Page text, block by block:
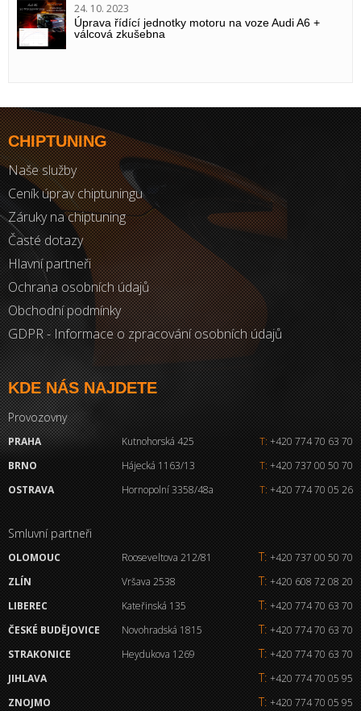
24. 10. 2023
Úprava řídící jednotky motoru na voze Audi A6 +
válcová zkušebna
CHIPTUNING
Naše služby
Ceník úprav chiptuningu
Záruky na chiptuning
Časté dotazy
Hlavní partneři
Ochrana osobních údajů
Obchodní podmínky
GDPR - Informace o zpracování osobních údajů
KDE NÁS NAJDETE
Provozovny
PRAHA Kutnohorská 425 T: +420 774 70 63 70
BRNO
Hájecká 1163/13 T: +420 737 00 50 70
OSTRAVA
Hornopolní 3358/48a T: +420 774 70 05 26
Smluvní partneři
OLOMOUC Rooseveltova 212/81 T: +420 737 00 50 70
ZLÍN
Vršava 2538 T: +420 608 72 08 20
LIBEREC
Kateřinská 135 T: +420 774 70 63 70
ČESKÉ BUDĚJOVICE
Novohradská 1815 T: +420 774 70 63 70
STRAKONICE
Heydukova 1269 T: +420 774 70 63 70
JIHLAVA
T: +420 774 70 05 95
ZNOJMO
T: +420 774 70 05 95